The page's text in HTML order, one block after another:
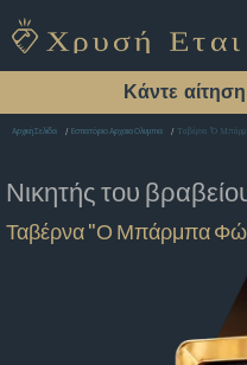
Κάντε
Αρχική Σελίδα Εστιατόριο Αρχαια Ολυμπια Ταβέρνα "Ο
Νικητής του
Ταβέρνα "Ο Μπάρμπα